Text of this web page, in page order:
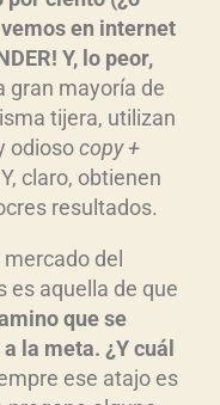
en internet
Y, lo peor,
gran mayoría de
tijera, utilizan
odiosocopy +
claro, obtienen
resultados.
del
es aquella de que
que se
la meta. ¿Y cuál
ese atajo es